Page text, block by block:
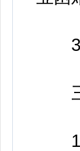
3.
三
12